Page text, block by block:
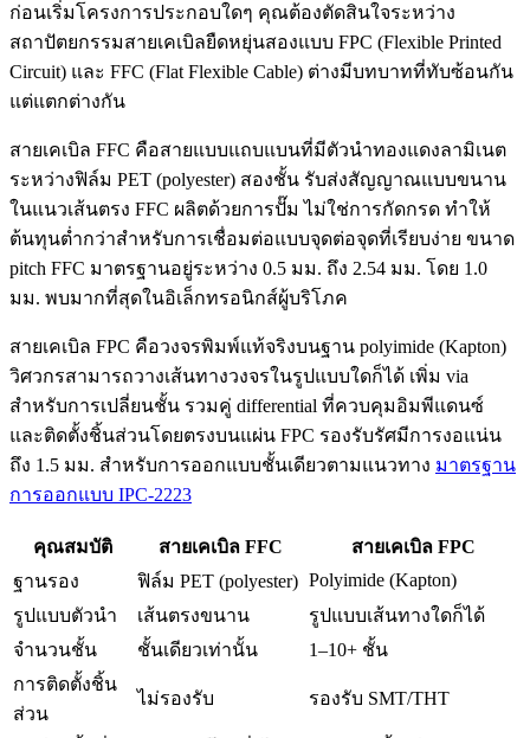
ก่อนเริ่มโครงการประกอบใดๆ คุณต้องตัดสินใจระหว่าง
สถาปัตยกรรมสายเคเบิลยืดหยุ่นสองแบบ FPC (Flexible Printed
Circuit) และ FFC (Flat Flexible Cable) ต่างมีบทบาทที่ทับซ้อนกัน
แต่แตกต่างกัน
สายเคเบิล FFC คือสายแบบแถบแบนที่มีตัวนำทองแดงลามิเนต
ระหว่างฟิล์ม PET (polyester) สองชั้น รับส่งสัญญาณแบบขนาน
ในแนวเส้นตรง FFC ผลิตด้วยการปั๊ม ไม่ใช่การกัดกรด ทำให้
ต้นทุนต่ำกว่าสำหรับการเชื่อมต่อแบบจุดต่อจุดที่เรียบง่าย ขนาด
pitch FFC มาตรฐานอยู่ระหว่าง 0.5 มม. ถึง 2.54 มม. โดย 1.0
มม. พบมากที่สุดในอิเล็กทรอนิกส์ผู้บริโภค
สายเคเบิล FPC คือวงจรพิมพ์แท้จริงบนฐาน polyimide (Kapton)
วิศวกรสามารถวางเส้นทางวงจรในรูปแบบใดก็ได้ เพิ่ม via
สำหรับการเปลี่ยนชั้น รวมคู่ differential ที่ควบคุมอิมพีแดนซ์
และติดตั้งชิ้นส่วนโดยตรงบนแผ่น FPC รองรับรัศมีการงอแน่น
ถึง 1.5 มม. สำหรับการออกแบบชั้นเดียวตามแนวทาง มาตรฐาน
การออกแบบ IPC-2223
คุณสมบัติ สายเคเบิล FFC
สายเคเบิล FPC
ฐานรอง
ฟิล์ม PET (polyester) Polyimide (Kapton)
รูปแบบตัวนำ
เส้นตรงขนาน
รูปแบบเส้นทางใดก็ได้
จำนวนชั้น
ชั้นเดียวเท่านั้น
1–10+ ชั้น
การติดตั้งชิ้น
ส่วน
ไม่รองรับ รองรับ SMT/THT